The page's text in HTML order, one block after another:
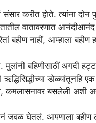
करीत होते. त्यांना दोन
वातावरणात आनंदीआनंद
बहीण नाहीं, आम्हाला बहीण
मुलांनी बहिणीसाठीं अगदी
ऋद्धिसिद्धीच्या
कमलासनावर बसलेली अशी
जवळ घेतलं. आपणाला